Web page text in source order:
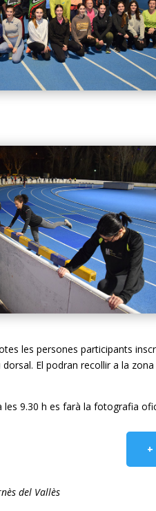
les persones participants
El podran recollir a la
les 9.30 h es farà la fotografia
del Vallès